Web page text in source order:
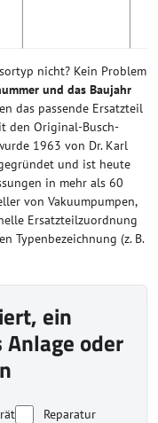
nicht? Kein Problem
und das Baujahr
das passende Ersatzteil
den Original-Busch-
1963 von Dr. Karl
und ist heute
in mehr als 60
von Vakuumpumpen,
Ersatzteilzuordnung
Typenbezeichnung (z. B.
ein
oder
Reparatur